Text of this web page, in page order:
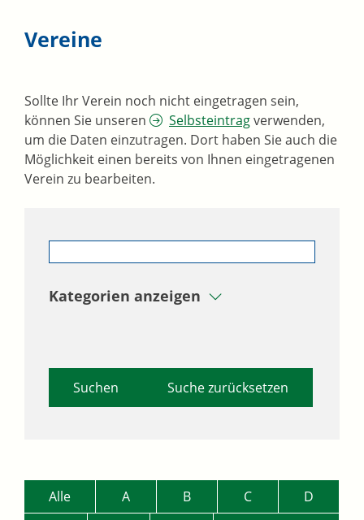
Vereine
Sollte Ihr Verein noch nicht eingetragen sein,
können Sie unseren
Selbsteintragverwenden,
um die Daten einzutragen. Dort haben Sie auch die
Möglichkeit einen bereits von Ihnen eingetragenen
Verein zu bearbeiten.
Kategorien anzeigen
Suche zurücksetzen
Alle A B C
D